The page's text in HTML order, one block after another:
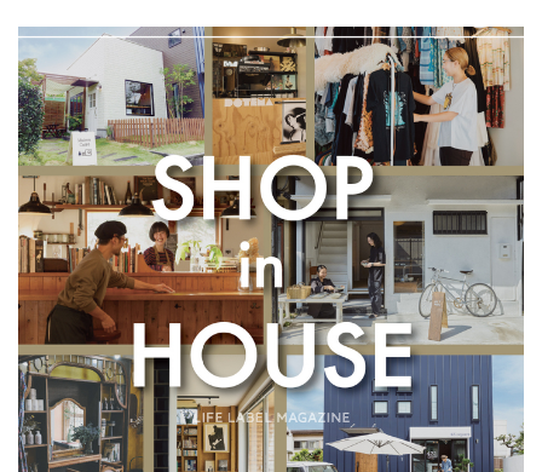
会社概
要
企業の
方へ
お問い
合わせ
プライ
バシー
ポリシ
ー
採用情
報